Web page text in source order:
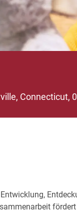
Connecticut,